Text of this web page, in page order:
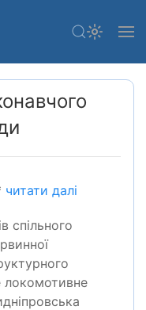
читати далі
спільного
локомотивне